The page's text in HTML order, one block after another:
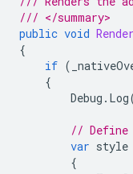
/// </summary>
public void
{
if (
{
Debug . Log
// Define
var style
{